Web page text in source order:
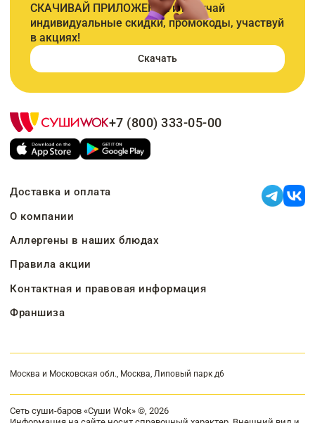
СКАЧИВАЙ ПРИЛОЖЕНИЕ и получай
индивидуальные скидки, промокоды, участвуй
в акциях!
Скачать
+7 (800) 333-05-00
Доставка и оплата
О компании
Аллергены в наших блюдах
Правила акции
Контактная и правовая информация
Франшиза
Москва и Московская обл., Москва, Липовый парк д6
Сеть суши-баров «Суши Wok» ©, 2026